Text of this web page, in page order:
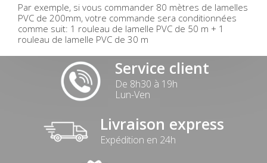
Par exemple, si vous commander 80 mètres de lamelles
PVC de 200mm, votre commande sera conditionnées
comme suit: 1 rouleau de lamelle PVC de 50 m + 1
rouleau de lamelle PVC de 30 m
Service client
De 8h30 à 19h
Lun-Ven
Livraison express
Expédition en 24h